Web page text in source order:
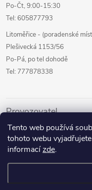
Tento web používá
tohoto webu
informacízde.
Po-Čt, 9:00-15:30
Tel: 605877793
Litoměřice - (poradenské
Plešivecká 1153/56
Po-Pá, po tel dohodě
Tel: 777878338
Provozovatel
Internetový prodej
Kamenné prodejny
Půjčovna pomůcek
Poradenství a služby